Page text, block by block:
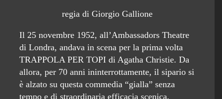
regia di Giorgio Gallione
Il 25 novembre 1952, all’Ambassadors Theatre
di Londra, andava in scena per la prima volta
TRAPPOLA PER TOPI di Agatha Christie. Da
allora, per 70 anni ininterrottamente, il sipario si
è alzato su questa commedia “gialla” senza
tempo e di straordinaria efficacia scenica.